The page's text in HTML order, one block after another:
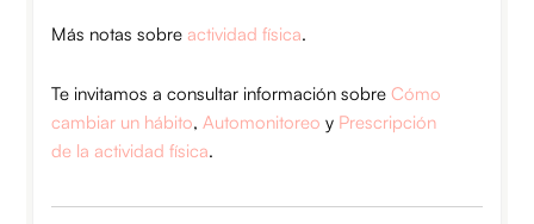
Más notas sobre actividad física.
Te invitamos a consultar información sobreCómo
cambiar un hábito,Automonitoreo y Prescripción
de la actividad física.